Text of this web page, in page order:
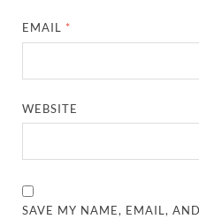
EMAIL *
WEBSITE
SAVE MY NAME, EMAIL,